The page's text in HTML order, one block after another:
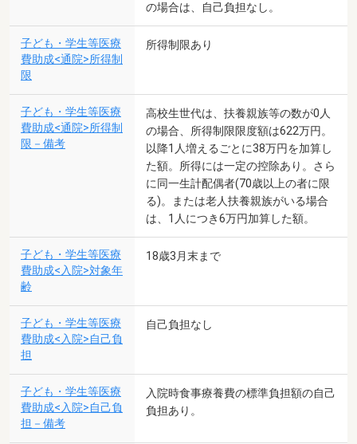
の場合は、自己負担なし。
子ども・学生等医療
費助成<通院>所得制
限
所得制限あり
子ども・学生等医療
費助成<通院>所得制
限－備考
高校生世代は、扶養親族等の数が0人
の場合、所得制限限度額は622万円。
以降1人増えるごとに38万円を加算し
た額。所得には一定の控除あり。さら
に同一生計配偶者(70歳以上の者に限
る)。または老人扶養親族がいる場合
は、1人につき6万円加算した額。
子ども・学生等医療
費助成<入院>対象年
齢
18歳3月末まで
子ども・学生等医療
費助成<入院>自己負
担
自己負担なし
子ども・学生等医療
費助成<入院>自己負
担－備考
入院時食事療養費の標準負担額の自己
負担あり。